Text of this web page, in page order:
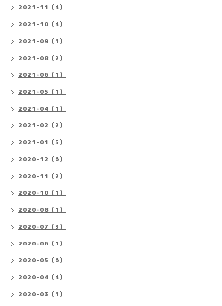
2021-11（4）
2021-10（4）
2021-09（1）
2021-08（2）
2021-06（1）
2021-05（1）
2021-04（1）
2021-02（2）
2021-01（5）
2020-12（6）
2020-11（2）
2020-10（1）
2020-08（1）
2020-07（3）
2020-06（1）
2020-05（6）
2020-04（4）
2020-03（1）